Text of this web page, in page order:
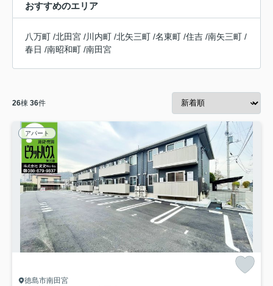
おすすめのエリア
八万町 /北田宮 /川内町 /北矢三町 /名東町 /住吉 /南矢三町 /
春日 /南昭和町 /南田宮
26棟 36件
アパート
徳島市南田宮